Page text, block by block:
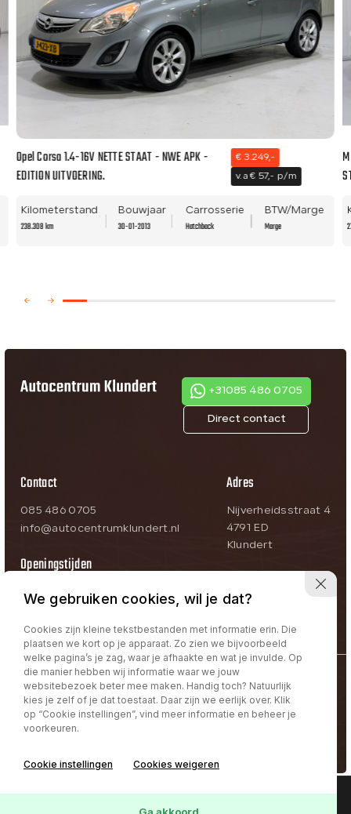
Opel Corsa 1.4-16V NETTE STAAT - NWE APK -
EDITION UITVOERING.
€ 3.249,-
v.a € 57,- p/m
Kilometerstand
238.308 km
Bouwjaar
30-01-2013
Carrosserie
Hatchback
BTW/Marge
Marge
Direct contact
+31085 486 0705
Contact
085 486 0705
info@autocentrumklundert.nl
Adres
Nijverheidsstraat 4
4791 ED
Klundert
Openingstijden
Ma-Vr:
09:00 – 18:00
Zo:
Op afspraak
@Autocentrum Klundert
Privacy policy | Term & Conditions
We gebruiken cookies, wil je dat?
Cookies zijn kleine tekstbestanden met informatie erin. Die
plaatsen we kort op je apparaat. Zo zien we bijvoorbeeld
welke pagina’s je zag, waar je afhaakte en wat je invulde. Op
die manier hebben wij informatie waar we jouw
websitebezoek beter mee maken. Handig toch? Natuurlijk
kies je zelf of je dat toestaat. Daar zijn we eerlijk over. Klik
op “Cookie instellingen”, vind meer informatie en beheer je
voorkeuren.
Cookie instellingen Cookies weigeren